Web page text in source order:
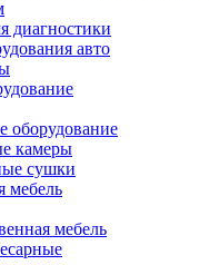
диагностики
авто
оборудование
камеры
сушки
мебель
мебель